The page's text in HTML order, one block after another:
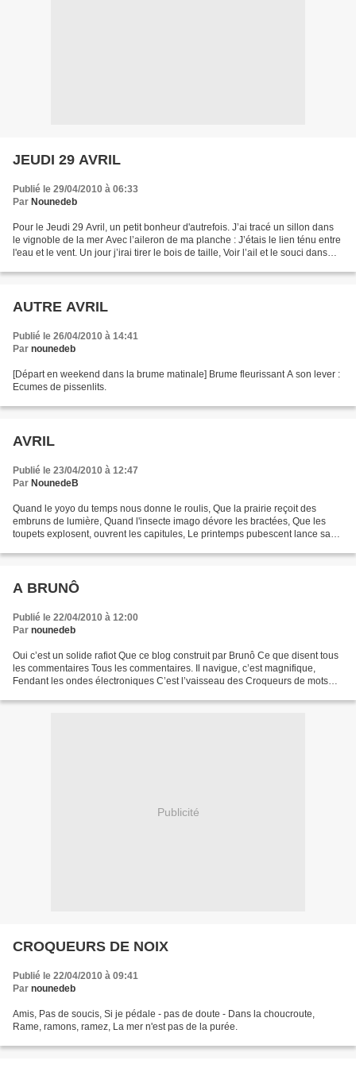
JEUDI 29 AVRIL
Publié le 29/04/2010 à 06:33
Par Nounedeb
Pour le Jeudi 29 Avril, un petit bonheur d'autrefois. J’ai tracé un sillon dans
le vignoble de la mer Avec l’aileron de ma planche : J’étais le lien ténu entre
l'eau et le vent. Un jour j’irai tirer le bois de taille, Voir l’ail et le souci dans
AUTRE AVRIL
Publié le 26/04/2010 à 14:41
Par nounedeb
[Départ en weekend dans la brume matinale] Brume fleurissant A son lever :
Ecumes de pissenlits.
AVRIL
Publié le 23/04/2010 à 12:47
Par NounedeB
Quand le yoyo du temps nous donne le roulis, Que la prairie reçoit des
embruns de lumière, Quand l'insecte imago dévore les bractées, Que les
toupets explosent, ouvrent les capitules, Le printemps pubescent lance sa
A BRUNÔ
Publié le 22/04/2010 à 12:00
Par nounedeb
Oui c’est un solide rafiot Que ce blog construit par Brunô Ce que disent tous
les commentaires Tous les commentaires. Il navigue, c’est magnifique,
Fendant les ondes électroniques C’est l’vaisseau des Croqueurs de mots
Publicité
CROQUEURS DE NOIX
Publié le 22/04/2010 à 09:41
Par nounedeb
Amis, Pas de soucis, Si je pédale - pas de doute - Dans la choucroute,
Rame, ramons, ramez, La mer n'est pas de la purée.